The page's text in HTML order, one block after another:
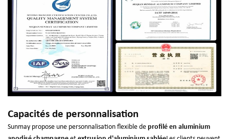
Capacités de personnalisation
Sunmay propose une personnalisation flexible de profilé en aluminium